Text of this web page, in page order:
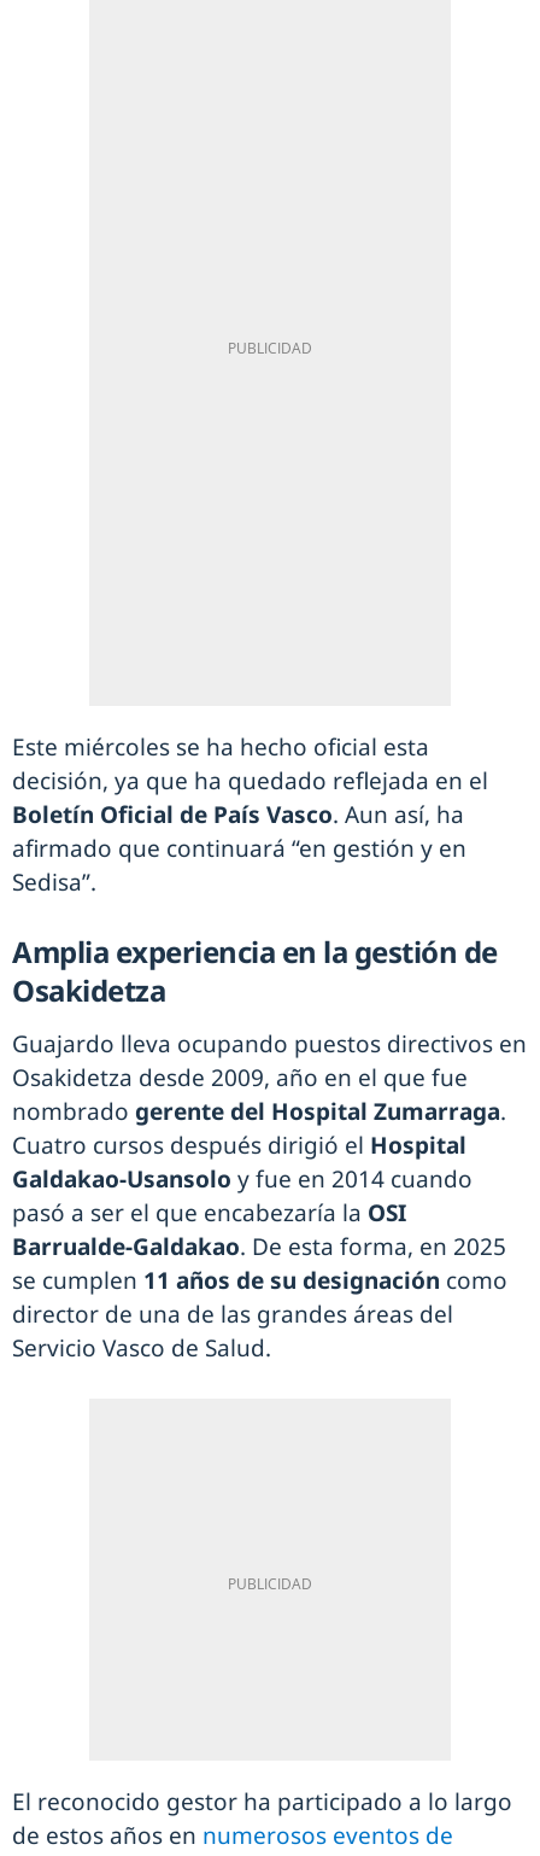
Este miércoles se ha hecho oficial esta
decisión, ya que ha quedado reflejada en el
Boletín Oficial de País Vasco. Aun así, ha
afirmado que continuará “en gestión y en
Sedisa”.
Amplia experiencia en la gestión de
Osakidetza
Guajardo lleva ocupando puestos directivos en
Osakidetza desde 2009, año en el que fue
nombrado gerente del Hospital Zumarraga.
Cuatro cursos después dirigió el Hospital
Galdakao-Usansolo y fue en 2014 cuando
pasó a ser el que encabezaría la OSI
Barrualde-Galdakao. De esta forma, en 2025
se cumplen 11 años de su designación como
director de una de las grandes áreas del
Servicio Vasco de Salud.
El reconocido gestor ha participado a lo largo
de estos años en numerosos eventos de